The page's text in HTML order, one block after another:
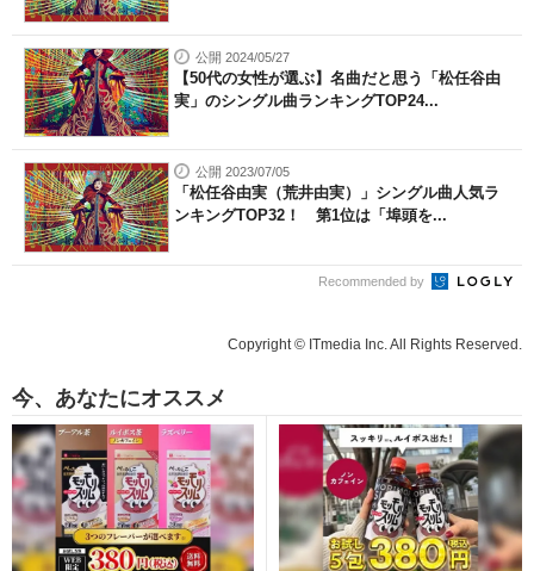
公開 2024/05/27
【50代の女性が選ぶ】名曲だと思う「松任谷由
実」のシングル曲ランキングTOP24...
公開 2023/07/05
「松任谷由実（荒井由実）」シングル曲人気ラ
ンキングTOP32！ 第1位は「埠頭を...
Recommended by
Copyright © ITmedia Inc. All Rights Reserved.
今、あなたにオススメ